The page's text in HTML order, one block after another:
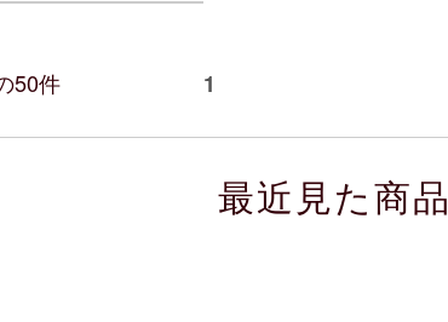
件 次の50件 1
最近見た商品